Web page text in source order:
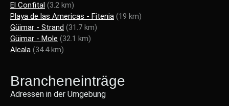
El Confital (3.2 km)
Playa de las Americas - Fitenia (19 km)
Güimar - Strand (31.7 km)
Güimar - Mole (32.1 km)
Alcala (34.4 km)
Brancheneinträge
Adressen in der Umgebung